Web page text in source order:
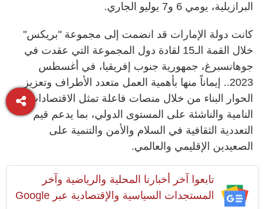
البرازيلية، يومي 6 و7 يوليو الجاري.
كانت دولة الإمارات قد انضمت إلى مجموعة "بريكس"
خلال القمة الـ15 لقادة دول المجموعة التي عقدت في
جوهانسبرغ، جمهورية جنوب إفريقيا، في أغسطس
2023.. إيماناً منها بأهمية العمل متعدد الأطراف وتعزيز
الحوار البناء من خلال منصات فاعلة تمثل الاقتصادات
النامية والناشئة على المستوى الدولي، بما يدعم قيم
التعددية الثقافية في السلام والأمن والتنمية على
الصعيدين الإقليمي والعالمي.
تابعوا آخر أخبارنا المحلية والرياضية وآخر
المستجدات السياسية والإقتصادية عبر Google